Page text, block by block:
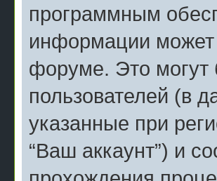
программным
информации
форуме. Это могут
пользователей (в
указанные при
“Ваш аккаунт”) и